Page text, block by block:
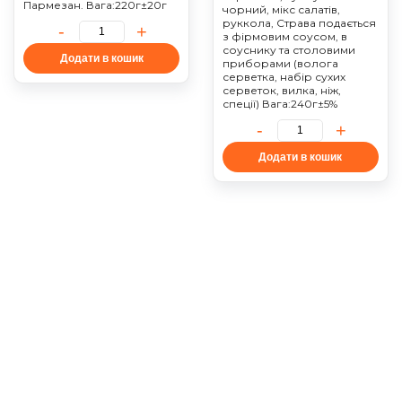
Пармезан. Вага:220г±20г
Додати в кошик
чорний, мікс салатів,
руккола, Страва подається
з фірмовим соусом, в
соуснику та столовими
приборами (волога
серветка, набір сухих
серветок, вилка, ніж,
спеції) Вага:240г±5%
Додати в кошик